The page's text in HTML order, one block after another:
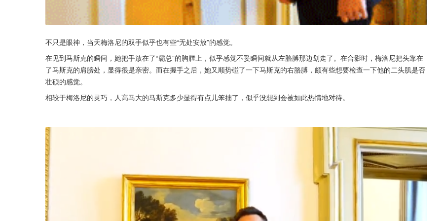
不只是眼神，当天梅洛尼的双手似乎也有些“无处安放”的感觉。
在见到马斯克的瞬间，她把手放在了“霸总”的胸膛上，似乎感觉不妥瞬间就从左胳膊那边划走了。在合影时，梅洛尼把头靠在
了马斯克的肩膀处，显得很是亲密。而在握手之后，她又顺势碰了一下马斯克的右胳膊，颇有些想要检查一下他的二头肌是否
壮硕的感觉。
相较于梅洛尼的灵巧，人高马大的马斯克多少显得有点儿笨拙了，似乎没想到会被如此热情地对待。